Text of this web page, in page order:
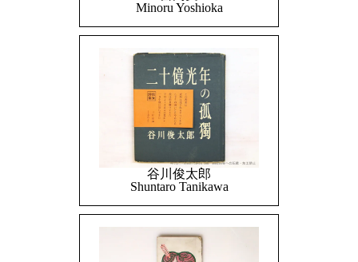
Minoru Yoshioka
谷川俊太郎
Shuntaro Tanikawa